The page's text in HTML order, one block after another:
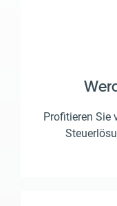
Profitieren Sie